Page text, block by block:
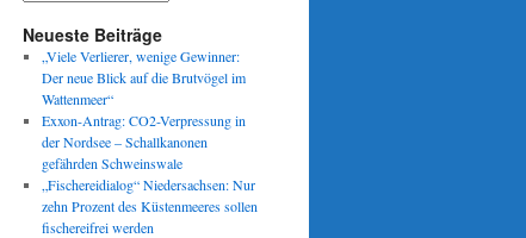
Neueste Beiträge
„Viele Verlierer, wenige Gewinner:
Der neue Blick auf die Brutvögel im
Wattenmeer“
Exxon-Antrag: CO2-Verpressung in
der Nordsee – Schallkanonen
gefährden Schweinswale
„Fischereidialog“ Niedersachsen: Nur
zehn Prozent des Küstenmeeres sollen
fischereifrei werden